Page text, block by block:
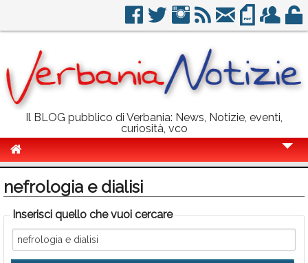
Il BLOG pubblico di Verbania: News, Notizie, eventi,
curiosità, vco
Politica
Sport
Eventi
nefrologia e dialisi
Inserisci quello che vuoi cercare